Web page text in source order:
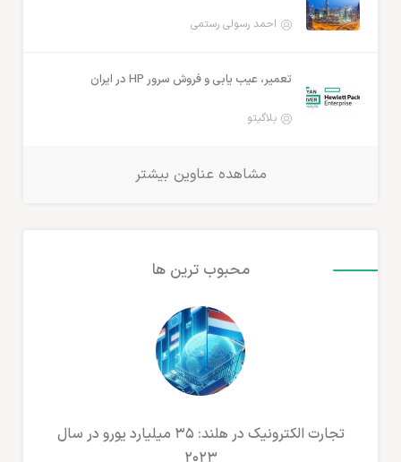
احمد رسولی رستمی
تعمیر، عیب یابی و فروش سرور HP در ایران
بلاگیتو
مشاهده عناوین بیشتر
محبوب ترین ها
تجارت الکترونیک در هلند: ۳۵ میلیارد یورو در سال